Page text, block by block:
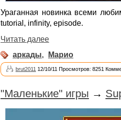
Ураганная новинка всеми
tutorial, infinity, episode.
Читать далее
аркады, Марио
brut2011 12/10/11 Просмотров: 8251
"Маленькие" игры →